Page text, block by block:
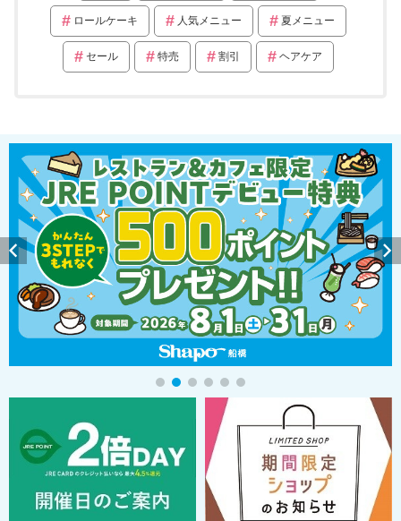
ロールケーキ 人気メニュー 夏メニュー
セール 特売 割引 ヘアケア